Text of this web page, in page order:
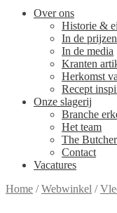
Over ons
Historie &
In de prijzen
In de media
Kranten
Herkomst
Recept
Onze slagerij
Branche
Het team
The
Contact
Vacatures
Home /Webwinkel /